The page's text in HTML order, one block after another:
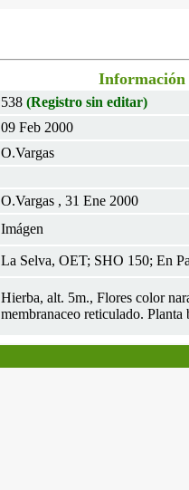
Información
538 (Registro sin editar)
09 Feb 2000
O.Vargas
O.Vargas , 31 Ene 2000
Imágen
La Selva, OET; SHO 150; En
Hierba, alt. 5m., Flores color
membranaceo reticulado.